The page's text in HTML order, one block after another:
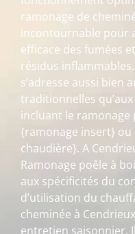
ramonage de
incontournable pour
efficace des fumées
résidus
s’adresse aussi bien
traditionnelles
incluant le ramonage
{ramonage insert} ou
chaudière}. A
Ramonage poêle à
aux spécificités du
d’utilisation du
cheminée à
entretien saisonnier.